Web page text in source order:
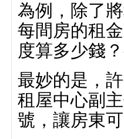
為例，除了
每間房的租
度算多少錢
最妙的是，
租屋中心副
號，讓房東